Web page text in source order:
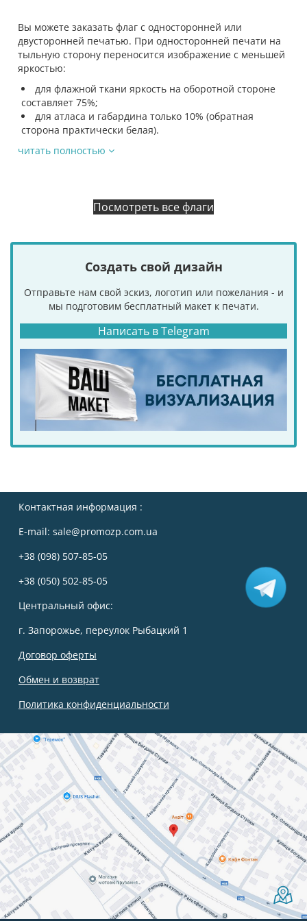
Вы можете заказать флаг с односторонней или
двусторонней печатью. При односторонней печати на
тыльную сторону переносится изображение с меньшей
яркостью:
для флажной ткани яркость на оборотной стороне
составляет 75%;
для атласа и габардина только 10% (обратная
сторона практически белая).
читать полностью
Посмотреть все флаги
Создать свой дизайн
Отправьте нам свой эскиз, логотип или пожелания - и
мы подготовим бесплатный макет к печати.
Написать в Telegram
Контактная информация :
E-mail: sale@promozp.com.ua
+38 (098) 507-85-05
+38 (050) 502-85-05
Центральный офис:
г. Запорожье, переулок Рыбацкий 1
Договор оферты
Обмен и возврат
Политика конфиденциальности